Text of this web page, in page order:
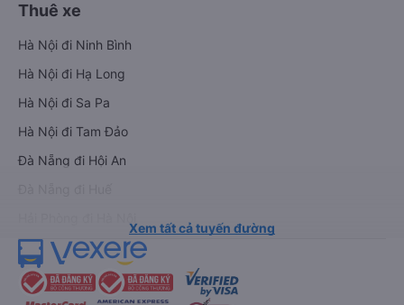
Thuê xe
Hà Nội đi Ninh Bình
Hà Nội đi Hạ Long
Hà Nội đi Sa Pa
Hà Nội đi Tam Đảo
Đà Nẵng đi Hội An
Xem tất cả tuyến đường